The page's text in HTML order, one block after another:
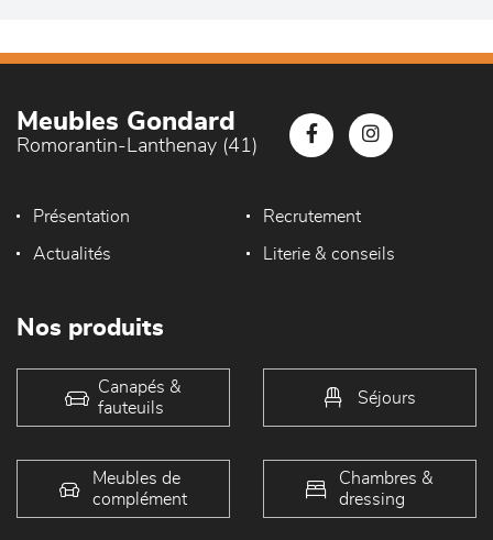
Meubles Gondard
Romorantin-Lanthenay (41)
Présentation Recrutement
Actualités Literie & conseils
Nos produits
Canapés &
fauteuils
Séjours
Meubles de
complément
Chambres &
dressing